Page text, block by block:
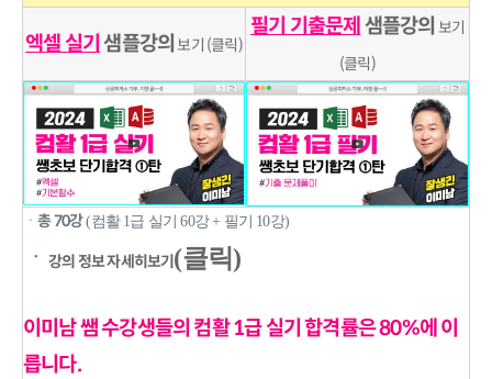
엑셀 실기 샘플강의 보기 (클릭)
필기 기출문제 샘플강의 보기
(클릭)
ㆍ총 70강(컴활 1급 실기 60강 + 필기 10강)
ㆍ강의 정보 자세히보기(클릭)
이미남 쌤 수강생들의 컴활 1급 실기 합격률은 80%에 이
릅니다.